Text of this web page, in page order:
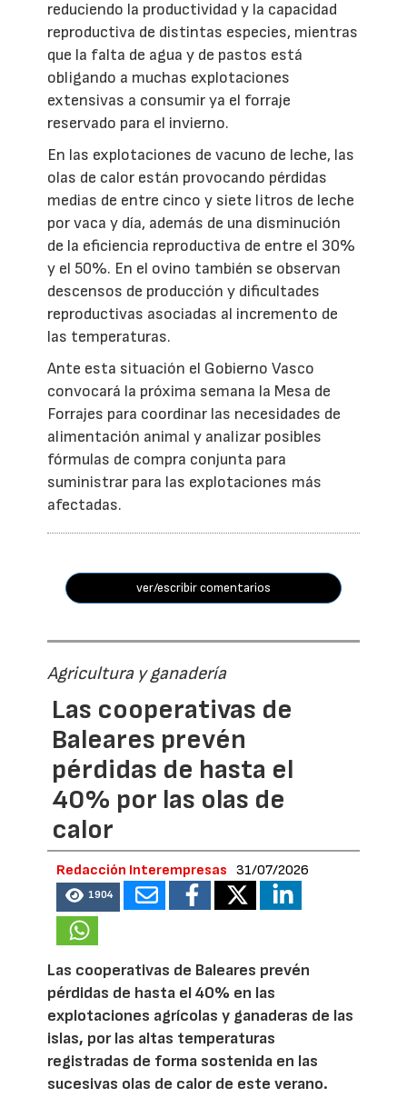
reduciendo la productividad y la capacidad
reproductiva de distintas especies, mientras
que la falta de agua y de pastos está
obligando a muchas explotaciones
extensivas a consumir ya el forraje
reservado para el invierno.
En las explotaciones de vacuno de leche, las
olas de calor están provocando pérdidas
medias de entre cinco y siete litros de leche
por vaca y día, además de una disminución
de la eficiencia reproductiva de entre el 30%
y el 50%. En el ovino también se observan
descensos de producción y dificultades
reproductivas asociadas al incremento de
las temperaturas.
Ante esta situación el Gobierno Vasco
convocará la próxima semana la Mesa de
Forrajes para coordinar las necesidades de
alimentación animal y analizar posibles
fórmulas de compra conjunta para
suministrar para las explotaciones más
afectadas.
ver/escribir comentarios
Agricultura y ganadería
Las cooperativas de
Baleares prevén
pérdidas de hasta el
40% por las olas de
calor
Redacción Interempresas 31/07/2026
1904
Las cooperativas de Baleares prevén
pérdidas de hasta el 40% en las
explotaciones agrícolas y ganaderas de las
islas, por las altas temperaturas
registradas de forma sostenida en las
sucesivas olas de calor de este verano.